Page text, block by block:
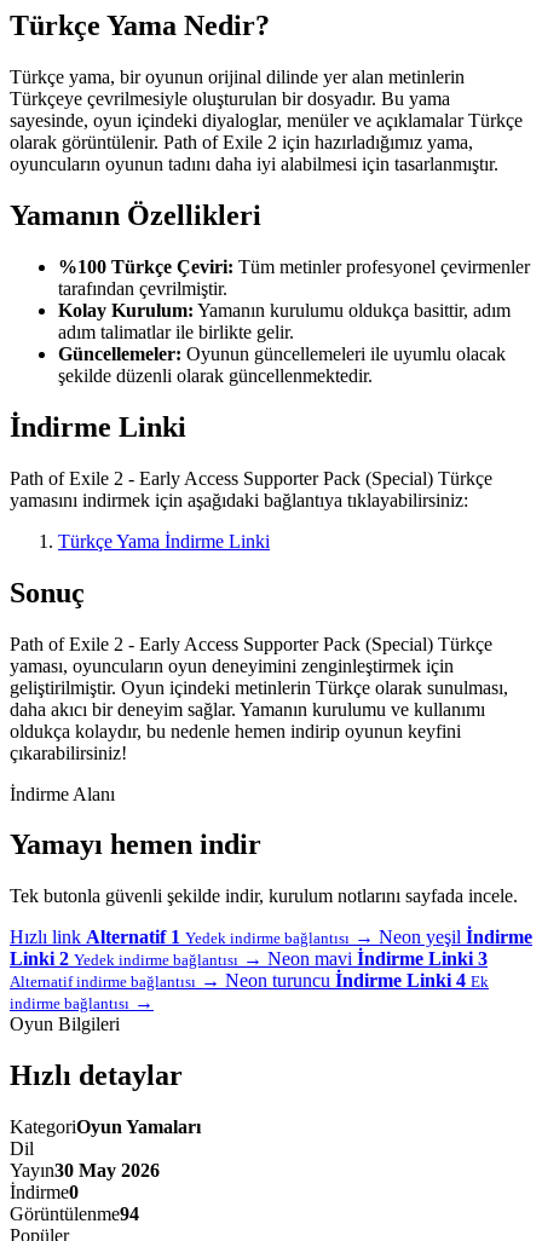
Türkçe Yama Nedir?
Türkçe yama, bir oyunun orijinal dilinde yer alan metinlerin
Türkçeye çevrilmesiyle oluşturulan bir dosyadır. Bu yama
sayesinde, oyun içindeki diyaloglar, menüler ve açıklamalar Türkçe
olarak görüntülenir. Path of Exile 2 için hazırladığımız yama,
oyuncuların oyunun tadını daha iyi alabilmesi için tasarlanmıştır.
Yamanın Özellikleri
%100 Türkçe Çeviri: Tüm metinler profesyonel çevirmenler
tarafından çevrilmiştir.
Kolay Kurulum: Yamanın kurulumu oldukça basittir, adım
adım talimatlar ile birlikte gelir.
Güncellemeler: Oyunun güncellemeleri ile uyumlu olacak
şekilde düzenli olarak güncellenmektedir.
İndirme Linki
Path of Exile 2 - Early Access Supporter Pack (Special) Türkçe
yamasını indirmek için aşağıdaki bağlantıya tıklayabilirsiniz:
Türkçe Yama İndirme Linki
Sonuç
Path of Exile 2 - Early Access Supporter Pack (Special) Türkçe
yaması, oyuncuların oyun deneyimini zenginleştirmek için
geliştirilmiştir. Oyun içindeki metinlerin Türkçe olarak sunulması,
daha akıcı bir deneyim sağlar. Yamanın kurulumu ve kullanımı
oldukça kolaydır, bu nedenle hemen indirip oyunun keyfini
çıkarabilirsiniz!
İndirme Alanı
Yamayı hemen indir
Tek butonla güvenli şekilde indir, kurulum notlarını sayfada incele.
Hızlı link Alternatif 1 Yedek indirme bağlantısı → Neon yeşil İndirme
Linki 2 Yedek indirme bağlantısı → Neon mavi İndirme Linki 3
Alternatif indirme bağlantısı → Neon turuncu İndirme Linki 4 Ek
indirme bağlantısı →
Oyun Bilgileri
Hızlı detaylar
KategoriOyun Yamaları
Dil
Yayın30 May 2026
İndirme0
Görüntülenme94
Popüler